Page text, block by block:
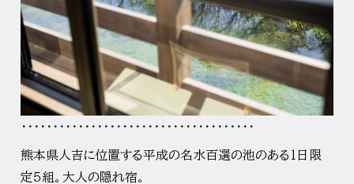
・・・・・・・・・・・・・・・・・・・・・・・・・・・・・・・・・・・・・
熊本県人吉に位置する平成の名水百選の池のある１日限
定５組。大人の隠れ宿。